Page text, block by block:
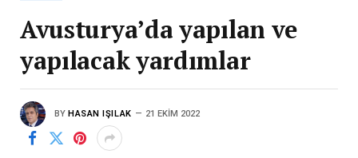
Avusturya’da yapılan ve
yapılacak yardımlar
BY HASAN IŞILAK 21 EKIM 2022